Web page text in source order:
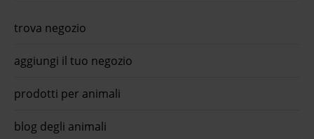
trova negozio
aggiungi il tuo negozio
prodotti per animali
blog degli animali